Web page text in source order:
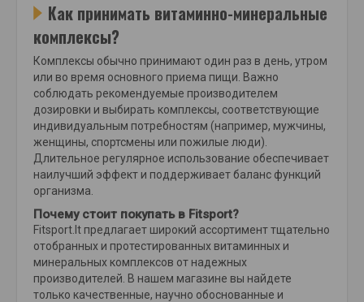
Как принимать витаминно-минеральные
комплексы?
Комплексы обычно принимают один раз в день, утром
или во время основного приема пищи. Важно
соблюдать рекомендуемые производителем
дозировки и выбирать комплексы, соответствующие
индивидуальным потребностям (например, мужчины,
женщины, спортсмены или пожилые люди).
Длительное регулярное использование обеспечивает
наилучший эффект и поддерживает баланс функций
организма.
Почему стоит покупать в Fitsport?
Fitsport.lt предлагает широкий ассортимент тщательно
отобранных и протестированных витаминных и
минеральных комплексов от надежных
производителей. В нашем магазине вы найдете
только качественные, научно обоснованные и